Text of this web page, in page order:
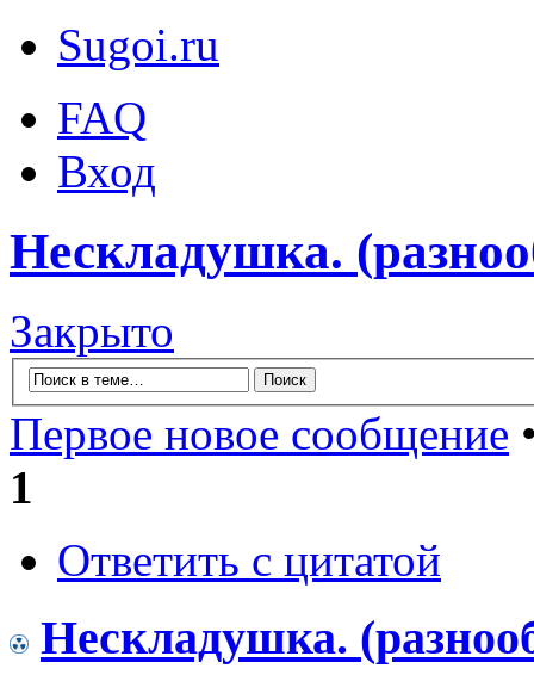
Sugoi.ru
FAQ
Вход
Нескладушка.
Закрыто
Первое новое сообщение
1
Ответить с цитатой
Нескладушка.